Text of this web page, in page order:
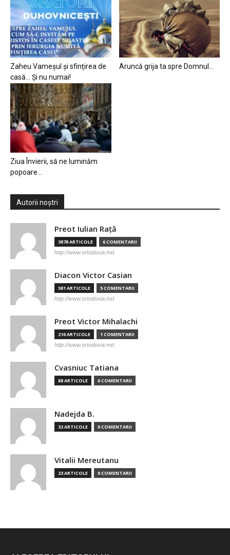
Zaheu Vameșul și sfințirea de
casă… Și nu numai!
Aruncă grija ta spre Domnul…
Ziua Învierii, să ne luminăm
popoare…
Autorii noștri
Preot Iulian Raţă
3878 ARTICOLE 6 COMENTARII
http://www.ortodoxia.md
Diacon Victor Casian
581 ARTICOLE 5 COMENTARII
http://www.ortodoxia.md
Preot Victor Mihalachi
210 ARTICOLE 1 COMENTARII
http://www.ortodoxia.md
Cvasniuc Tatiana
88 ARTICOLE 0 COMENTARII
Nadejda B.
32 ARTICOLE 0 COMENTARII
Vitalii Mereutanu
23 ARTICOLE 0 COMENTARII